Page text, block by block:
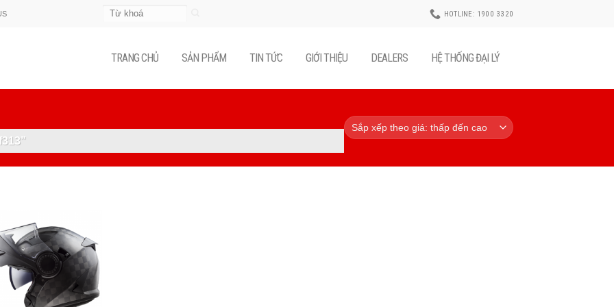
Tìm
HOTLINE: 1900 3320
TRANG CHỦ SẢN PHẨM TIN TỨC GIỚI THIỆU DEALERS HỆ THỐNG ĐẠI LÝ